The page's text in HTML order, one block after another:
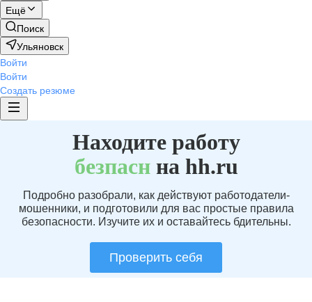
Ещё
Поиск
Ульяновск
Войти
Войти
Создать резюме
Находите работу
безпаснна hh.ru
Подробно разобрали, как действуют работодатели-
мошенники, и подготовили для вас простые правила
безопасности. Изучите их и оставайтесь бдительны.
Проверить себя